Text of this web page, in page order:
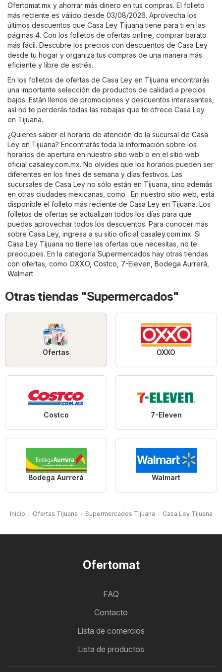
Ofertomat.mx y ahorrar más dinero en tus compras. El folleto
más reciente es válido desde 03/08/2026. Aprovecha los
últimos descuentos que Casa Ley Tijuana tiene para ti en las
páginas 4. Con los folletos de ofertas online, comprar barato
más fácil. Descubre los precios con descuentos de Casa Ley
desde tu hogar y organiza tus compras de una manera más
eficiente y libre de estrés.
En los folletos de ofertas de Casa Ley en Tijuana encontrarás
una importante selección de productos de calidad a precios
bajos. Están llenos de promociones y descuentos interesantes,
así no te perderás todas las rebajas que te ofrece Casa Ley
en Tijuana.
¿Quieres saber el horario de atención de la sucursal de Casa
Ley en Tijuana? Encontrarás toda la información sobre los
horarios de apertura en nuestro sitio web o en el sitio web
oficial casaley.com.mx. No olvides que los horarios pueden ser
diferentes en los fines de semana y días festivos. Las
sucursales de Casa Ley no sólo están en Tijuana, sino además
en otras ciudades mexicanas, como . En nuestro sitio web, está
disponible el folleto más reciente de Casa Ley en Tijuana. Los
folletos de ofertas se actualizan todos los días para que
puedas aprovechar todos los descuentos. Para conocer más
sobre Casa Ley, ingresa a su sitio oficial casaley.com.mx. Si
Casa Ley Tijuana no tiene las ofertas que necesitas, no te
preocupes. En la categoría Supermercados hay otras tiendas
con ofertas, como OXXO Costco 7-Eleven Bodega Aurrerá
Walmart.
Otras tiendas "Supermercados"
Ofertas OXXO
Costco 7-Eleven
Bodega Aurrerá Walmart
Inicio Ofertas Tijuana Supermercados Tijuana Casa Ley Tijuana
Ofertomat
FAQ
Contacto
Lista de comercios
Lista de productos